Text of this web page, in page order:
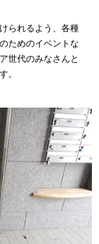
られるよう、各種
ためのイベントな
世代のみなさんと
。